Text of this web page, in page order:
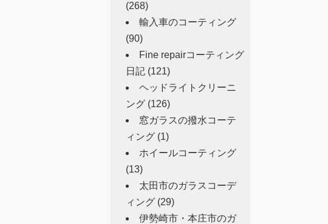
(268)
輸入車のコーティング
(90)
Fine repairコーティング
日記 (121)
ヘッドライトクリーニ
ング (126)
窓ガラスの撥水コーテ
ィング (1)
ホイールコーティング
(13)
太田市のガラスコーデ
ィング (29)
伊勢崎市・本庄市のガ